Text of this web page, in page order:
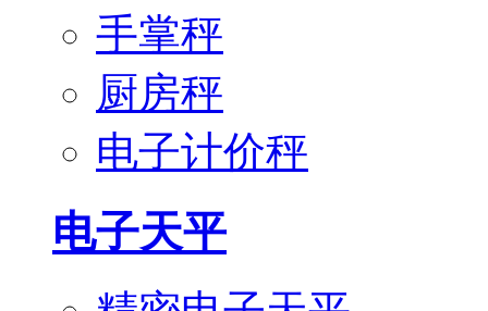
手掌秤
厨房秤
电子计价秤
电子天平